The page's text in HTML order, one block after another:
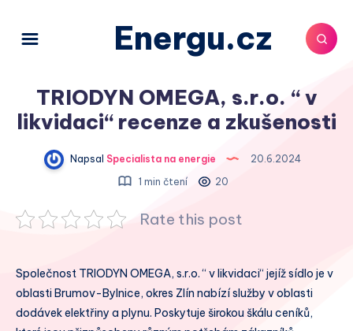
Energu.cz
TRIODYN OMEGA, s.r.o. “ v
likvidaci“ recenze a zkušenosti
Napsal Specialista na energie
20.6.2024
1 min čtení
20
Rate this post
Společnost TRIODYN OMEGA, s.r.o. “ v likvidaci“ jejíž sídlo je v
oblasti Brumov-Bylnice, okres Zlín nabízí služby v oblasti
dodávek elektřiny a plynu. Poskytuje širokou škálu ceníků,